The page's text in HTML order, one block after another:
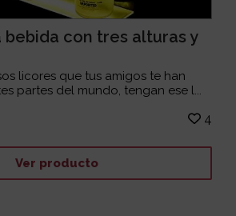
bebida con tres alturas y
licores que tus amigos te han
partes del mundo, tengan ese l...
4
Ver producto